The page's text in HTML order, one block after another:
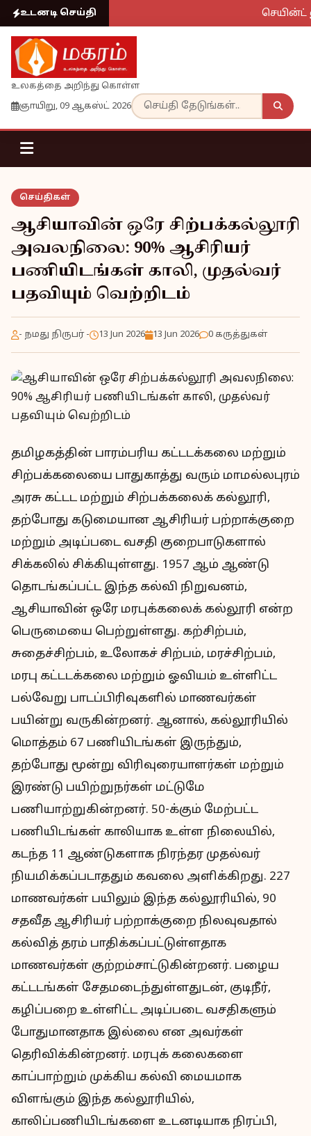
உடனடி செய்தி செயின்ட்
உலகத்தை அறிந்து கொள்ள
ஞாயிறு, 09 ஆகஸ்ட் 2026
செய்திகள்
ஆசியாவின் ஒரே சிற்பக்கல்லூரி
அவலநிலை: 90% ஆசிரியர்
பணியிடங்கள் காலி, முதல்வர்
பதவியும் வெற்றிடம்
- நமது நிருபர் - 13 Jun 2026 13 Jun 2026 0 கருத்துகள்
தமிழகத்தின் பாரம்பரிய கட்டடக்கலை மற்றும்
சிற்பக்கலையை பாதுகாத்து வரும் மாமல்லபுரம்
அரசு கட்டட மற்றும் சிற்பக்கலைக் கல்லூரி,
தற்போது கடுமையான ஆசிரியர் பற்றாக்குறை
மற்றும் அடிப்படை வசதி குறைபாடுகளால்
சிக்கலில் சிக்கியுள்ளது. 1957 ஆம் ஆண்டு
தொடங்கப்பட்ட இந்த கல்வி நிறுவனம்,
ஆசியாவின் ஒரே மரபுக்கலைக் கல்லூரி என்ற
பெருமையை பெற்றுள்ளது. கற்சிற்பம்,
சுதைச்சிற்பம், உலோகச் சிற்பம், மரச்சிற்பம்,
மரபு கட்டடக்கலை மற்றும் ஓவியம் உள்ளிட்ட
பல்வேறு பாடப்பிரிவுகளில் மாணவர்கள்
பயின்று வருகின்றனர். ஆனால், கல்லூரியில்
மொத்தம் 67 பணியிடங்கள் இருந்தும்,
தற்போது மூன்று விரிவுரையாளர்கள் மற்றும்
இரண்டு பயிற்றுநர்கள் மட்டுமே
பணியாற்றுகின்றனர். 50-க்கும் மேற்பட்ட
பணியிடங்கள் காலியாக உள்ள நிலையில்,
கடந்த 11 ஆண்டுகளாக நிரந்தர முதல்வர்
நியமிக்கப்படாததும் கவலை அளிக்கிறது. 227
மாணவர்கள் பயிலும் இந்த கல்லூரியில், 90
சதவீத ஆசிரியர் பற்றாக்குறை நிலவுவதால்
கல்வித் தரம் பாதிக்கப்பட்டுள்ளதாக
மாணவர்கள் குற்றம்சாட்டுகின்றனர். பழைய
கட்டடங்கள் சேதமடைந்துள்ளதுடன், குடிநீர்,
கழிப்பறை உள்ளிட்ட அடிப்படை வசதிகளும்
போதுமானதாக இல்லை என அவர்கள்
தெரிவிக்கின்றனர். மரபுக் கலைகளை
காப்பாற்றும் முக்கிய கல்வி மையமாக
விளங்கும் இந்த கல்லூரியில்,
காலிப்பணியிடங்களை உடனடியாக நிரப்பி,